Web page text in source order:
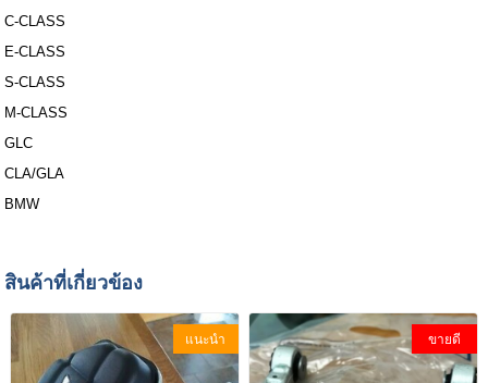
C-CLASS
E-CLASS
S-CLASS
M-CLASS
GLC
CLA/GLA
BMW
สินค้าที่เกี่ยวข้อง
แนะนำ ขายดี